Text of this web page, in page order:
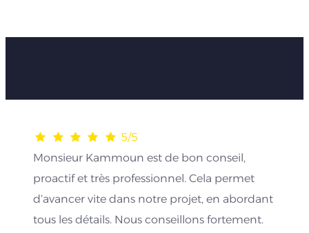
5/5
Monsieur Kammoun est de bon conseil,
proactif et très professionnel. Cela permet
d’avancer vite dans notre projet, en abordant
tous les détails. Nous conseillons fortement.